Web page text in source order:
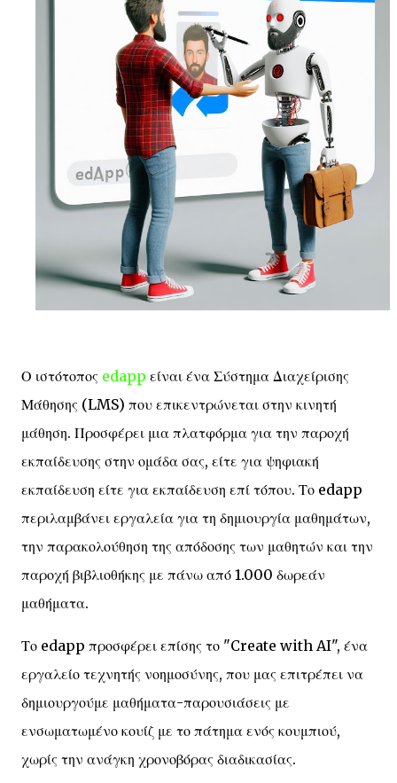
Ο ιστότοπος edapp είναι ένα Σύστημα Διαχείρισης
Μάθησης (LMS) που επικεντρώνεται στην κινητή
μάθηση. Προσφέρει μια πλατφόρμα για την παροχή
εκπαίδευσης στην ομάδα σας, είτε για ψηφιακή
εκπαίδευση είτε για εκπαίδευση επί τόπου. Το edapp
περιλαμβάνει εργαλεία για τη δημιουργία μαθημάτων,
την παρακολούθηση της απόδοσης των μαθητών και την
παροχή βιβλιοθήκης με πάνω από 1.000 δωρεάν
μαθήματα.
Το edapp προσφέρει επίσης το "Create with AI", ένα
εργαλείο τεχνητής νοημοσύνης, που μας επιτρέπει να
δημιουργούμε μαθήματα-παρουσιάσεις με
ενσωματωμένο κουίζ με το πάτημα ενός κουμπιού,
χωρίς την ανάγκη χρονοβόρας διαδικασίας.